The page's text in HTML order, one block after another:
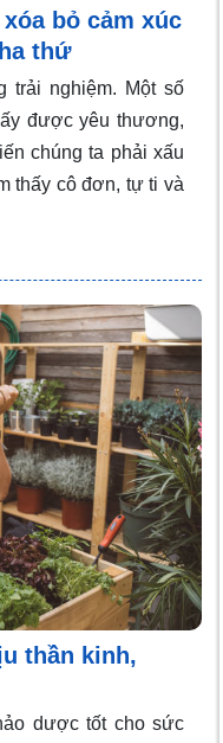
bỏ cảm xúc
thứ
trải nghiệm. Một số
được yêu thương,
chúng ta phải xấu
thấy cô đơn, tự ti và
thần kinh,
dược tốt cho sức